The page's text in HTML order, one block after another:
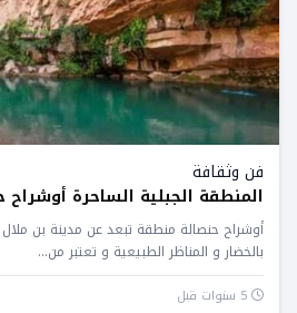
فن وثقافة
المنطقة الجبلية الساحرة أوشراح
بالخضار و المناظر الطبيعية و تعتبر من...